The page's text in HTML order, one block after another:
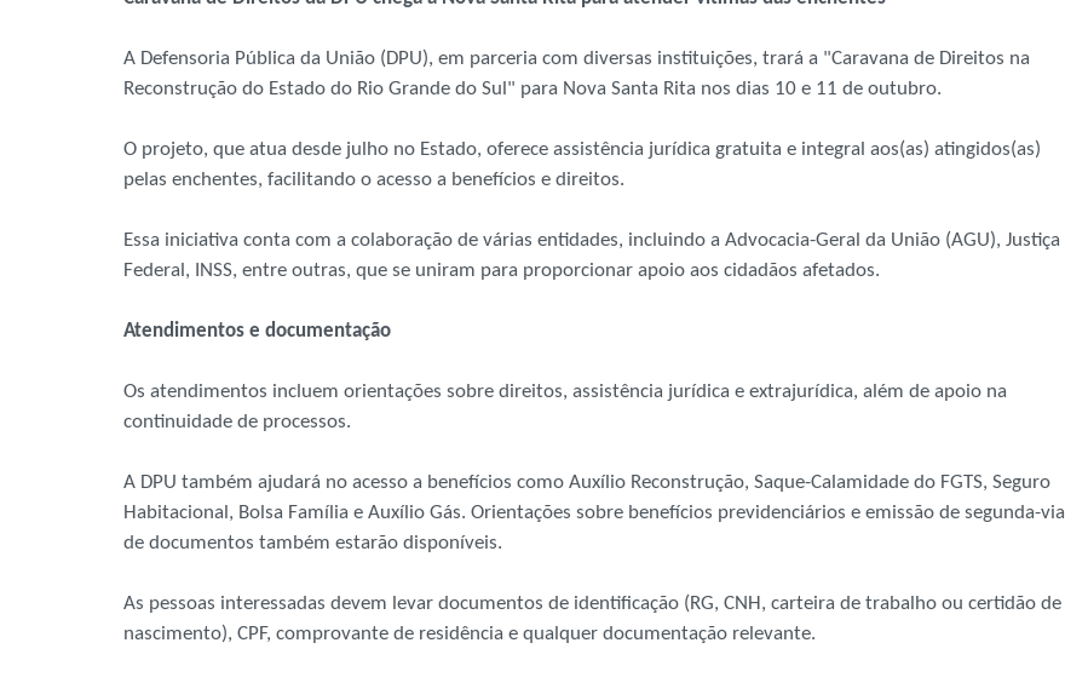
A Defensoria Pública da União (DPU), em parceria com diversas instituições, trará a "Caravana de Direitos na
Reconstrução do Estado do Rio Grande do Sul" para Nova Santa Rita nos dias 10 e 11 de outubro.
O projeto, que atua desde julho no Estado, oferece assistência jurídica gratuita e integral aos(as) atingidos(as)
pelas enchentes, facilitando o acesso a benefícios e direitos.
Essa iniciativa conta com a colaboração de várias entidades, incluindo a Advocacia-Geral da União (AGU), Justiça
Federal, INSS, entre outras, que se uniram para proporcionar apoio aos cidadãos afetados.
Atendimentos e documentação
Os atendimentos incluem orientações sobre direitos, assistência jurídica e extrajurídica, além de apoio na
continuidade de processos.
A DPU também ajudará no acesso a benefícios como Auxílio Reconstrução, Saque-Calamidade do FGTS, Seguro
Habitacional, Bolsa Família e Auxílio Gás. Orientações sobre benefícios previdenciários e emissão de segunda-via
de documentos também estarão disponíveis.
As pessoas interessadas devem levar documentos de identificação (RG, CNH, carteira de trabalho ou certidão de
nascimento), CPF, comprovante de residência e qualquer documentação relevante.